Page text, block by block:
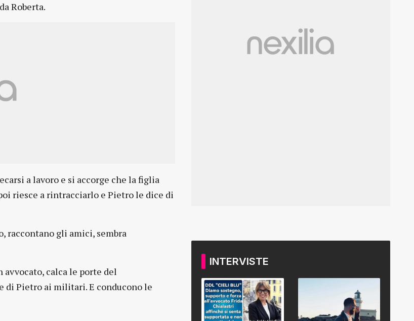
Roberta.
a lavoro e si accorge che la figlia
riesce a rintracciarlo e Pietro le dice di
raccontano gli amici, sembra
avvocato, calca le porte del
di Pietro ai militari. E conducono le
INTERVISTE